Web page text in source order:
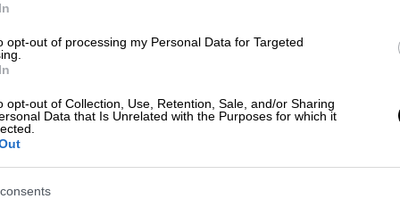
opt-out of processing my Personal Data for Targeted
opt-out of Collection, Use, Retention, Sale, and/or Sharing
Data that Is Unrelated with the Purposes for which it
και τα
μαρτυρικό θάνατο, που τραυματίστηκαν
τους, κάποιοι από αυτούς με σοβαρά
Άνθρωποι που επί σειρά ετών
και αναμένουν από τη δικαιοσύνη να
για τις απώλειες, για την
μία από τις τραγωδίες που απαρτίζουν
στο